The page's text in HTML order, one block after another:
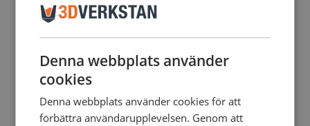
Denna webbplats använder
cookies
Denna webbplats använder cookies för att
förbättra användarupplevelsen. Genom att